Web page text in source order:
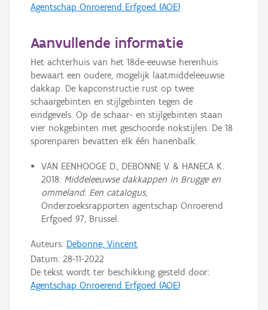
Agentschap Onroerend Erfgoed (AOE)
Aanvullende informatie
Het achterhuis van het 18de-eeuwse herenhuis
bewaart een oudere, mogelijk laatmiddeleeuwse
dakkap. De kapconstructie rust op twee
schaargebinten en stijlgebinten tegen de
eindgevels. Op de schaar- en stijlgebinten staan
vier nokgebinten met geschoorde nokstijlen. De 18
sporenparen bevatten elk één hanenbalk.
VAN EENHOOGE D., DEBONNE V. & HANECA K.
2018: Middeleeuwse dakkappen in Brugge en
ommeland. Een catalogus,
Onderzoeksrapporten agentschap Onroerend
Erfgoed 97, Brussel.
Auteurs: Debonne, Vincent
Datum: 28-11-2022
De tekst wordt ter beschikking gesteld door:
Agentschap Onroerend Erfgoed (AOE)